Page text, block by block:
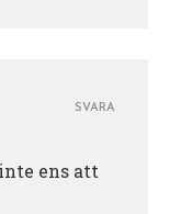
ens att
SVARA